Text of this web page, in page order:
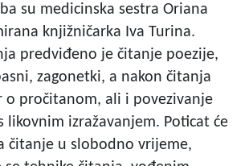
su medicinska sestra Oriana
knjižničarka Iva Turina.
predviđeno je čitanje poezije,
zagonetki, a nakon čitanja
o pročitanom, ali i povezivanje
likovnim izražavanjem. Poticat će
čitanje u slobodno vrijeme,